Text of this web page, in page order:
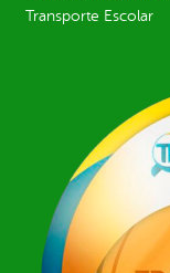
Transporte Escolar